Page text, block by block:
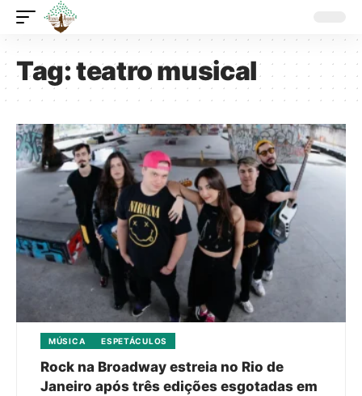
Tag:teatro musical
MÚSICA ESPETÁCULOS
Rock na Broadway estreia no Rio de
Janeiro após três edições esgotadas em